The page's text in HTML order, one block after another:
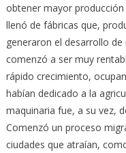
obtener mayor
llenó de fábricas que,
generaron el desarrollo
comenzó a ser muy
rápido crecimiento,
habían dedicado a la
maquinaria fue, a su vez,
Comenzó un proceso
ciudades que atraían,